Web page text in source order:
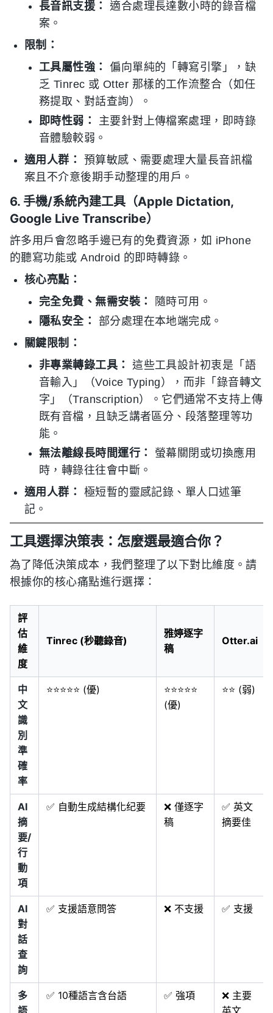
長音訊支援：
適合處理長達數小時的錄音檔
案。
限制：
工具屬性強：
偏向單純的「轉寫引擎」，缺
乏 Tinrec 或 Otter 那樣的工作流整合（如任
務提取、對話查詢）。
即時性弱：
主要針對上傳檔案處理，即時錄
音體驗較弱。
適用人群：
預算敏感、需要處理大量長音訊檔
案且不介意後期手动整理的用戶。
6. 手機/系統內建工具（Apple Dictation,
Google Live Transcribe）
許多用戶會忽略手邊已有的免費資源，如 iPhone
的聽寫功能或 Android 的即時轉錄。
核心亮點：
完全免費、無需安裝：
隨時可用。
隱私安全：
部分處理在本地端完成。
關鍵限制：
非專業轉錄工具：
這些工具設計初衷是「語
音輸入」（Voice Typing），而非「錄音轉文
字」（Transcription）。它們通常不支持上傳
既有音檔，且缺乏講者區分、段落整理等功
能。
無法離線長時間運行：
螢幕關閉或切換應用
時，轉錄往往會中斷。
適用人群：
極短暫的靈感記錄、單人口述筆
記。
工具選擇決策表：怎麼選最適合你？
為了降低決策成本，我們整理了以下對比維度。請
根據你的核心痛點進行選擇：
評
估
維
度
Tinrec (秒聽錄音)
雅婷逐字
稿
Otter.ai
中
文
識
別
準
確
率
⭐⭐⭐⭐⭐ (優)
⭐⭐⭐⭐⭐
(優)
⭐⭐ (弱)
AI
摘
要/
行
動
項
✅ 自動生成結構化纪要
❌ 僅逐字
稿
✅ 英文
摘要佳
AI
對
話
查
詢
✅ 支援語意問答 ❌ 不支援 ✅ 支援
多
✅ 10種語言含台語 ✅ 強項
❌ 主要